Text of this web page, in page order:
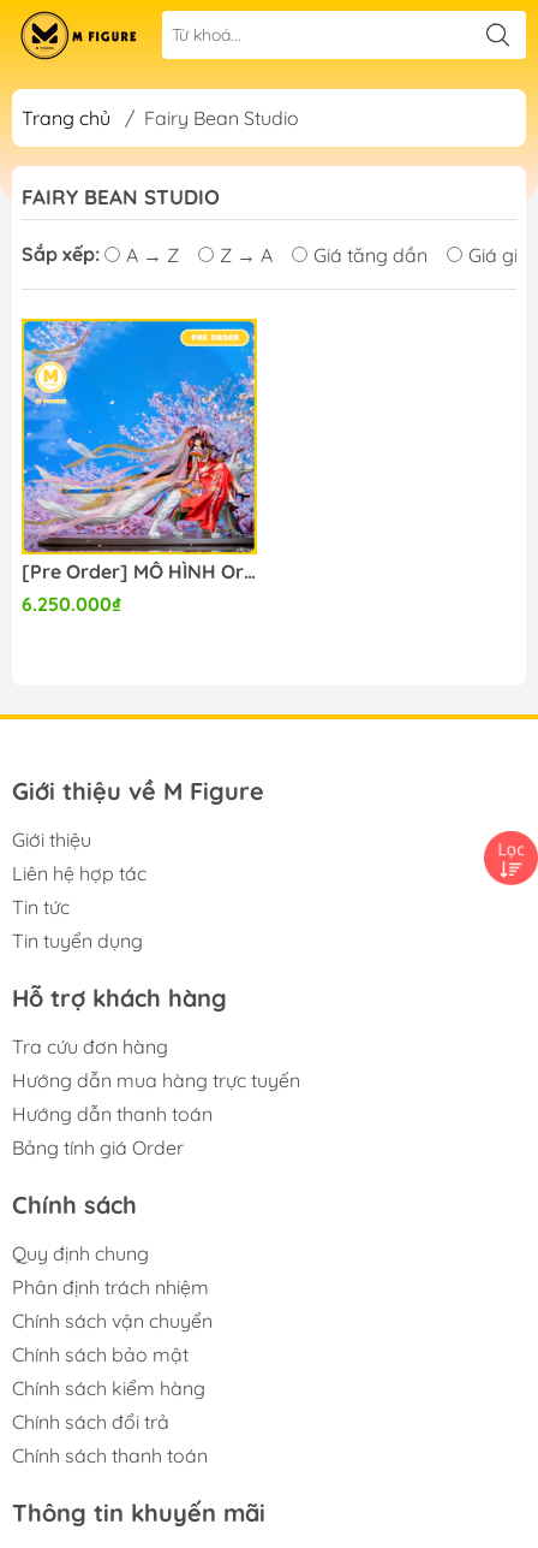
Trang chủ / Fairy Bean Studio
FAIRY BEAN STUDIO
Sắp xếp: A → Z Z → A Giá tăng dần Giá
[Pre Order] MÔ HÌNH Original Illustrator by Fuzichoco: Millennium Tour - 1/8 (Fairy Bean Studio) FIGURE CHÍNH HÃNG
6.250.000₫
Giới thiệu về M Figure
Giới thiệu
Liên hệ hợp tác
Tin tức
Tin tuyển dụng
Hỗ trợ khách hàng
Tra cứu đơn hàng
Hướng dẫn mua hàng trực tuyến
Hướng dẫn thanh toán
Bảng tính giá Order
Chính sách
Quy định chung
Phân định trách nhiệm
Chính sách vận chuyển
Chính sách bảo mật
Chính sách kiểm hàng
Chính sách đổi trả
Chính sách thanh toán
Thông tin khuyến mãi